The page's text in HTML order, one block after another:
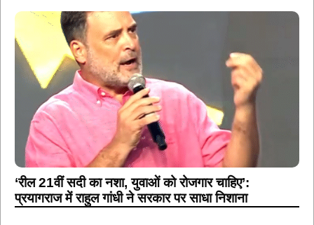
‘रील 21वीं सदी का नशा, युवाओं को रोजगार चाहिए’:
प्रयागराज में राहुल गांधी ने सरकार पर साधा निशाना